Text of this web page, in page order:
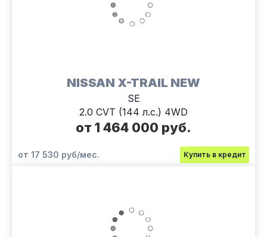
NISSAN X-TRAIL NEW
SE
2.0 CVT (144 л.с.) 4WD
от 1 464 000 руб.
от 17 530 руб/мес. Купить в кредит